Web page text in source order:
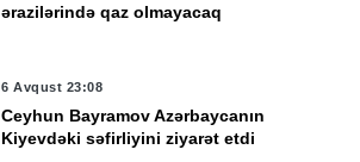
ərazilərində qaz olmayacaq
6 Avqust 23:08
Ceyhun Bayramov Azərbaycanın
Kiyevdəki səfirliyini ziyarət etdi